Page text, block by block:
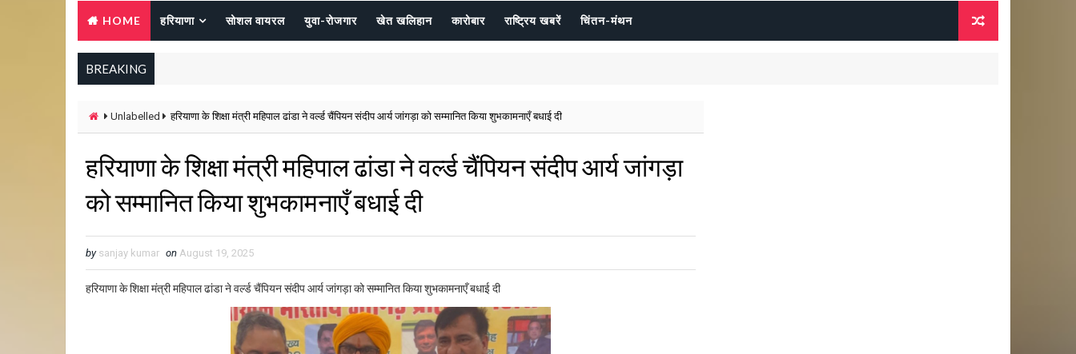
HOME हरियाणा सोशल वायरल युवा-रोजगार खेत खलिहान कारोबार राष्ट्रिय खबरें चिंतन-मंथन
BREAKING
Unlabelled हरियाणा के शिक्षा मंत्री महिपाल ढांडा ने वर्ल्ड चैंपियन संदीप आर्य जांगड़ा को सम्मानित किया शुभकामनाएँ बधाई दी
हरियाणा के शिक्षा मंत्री महिपाल ढांडा ने वर्ल्ड चैंपियन संदीप आर्य जांगड़ा
को सम्मानित किया शुभकामनाएँ बधाई दी
by sanjay kumar on August 19, 2025
हरियाणा के शिक्षा मंत्री महिपाल ढांडा ने वर्ल्ड चैंपियन संदीप आर्य जांगड़ा को सम्मानित किया शुभकामनाएँ बधाई दी